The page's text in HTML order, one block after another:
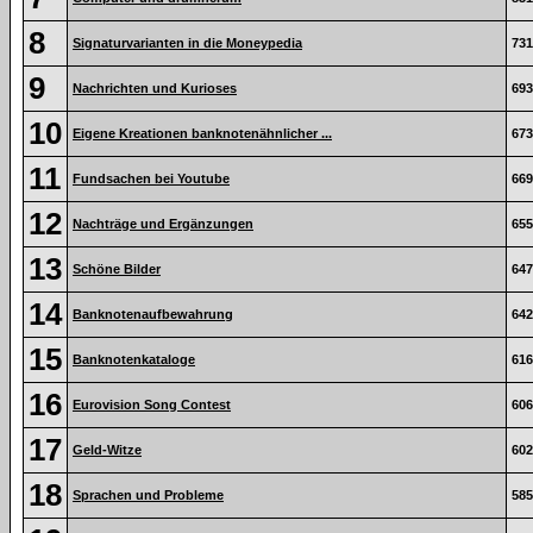
8 Signaturvarianten in die Moneypedia
9 Nachrichten und Kurioses
10 Eigene Kreationen banknotenähnlicher ...
11 Fundsachen bei Youtube
12 Nachträge und Ergänzungen
13 Schöne Bilder
14 Banknotenaufbewahrung
15 Banknotenkataloge
16 Eurovision Song Contest
17 Geld-Witze
18 Sprachen und Probleme